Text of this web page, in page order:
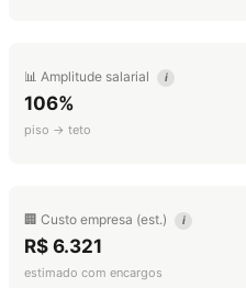
📊 Amplitude salarial i
106%
piso → teto
🏢 Custo empresa (est.) i
R$ 6.321
estimado com encargos